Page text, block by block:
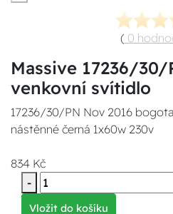
( 0
Massive 17236/
venkovní svítidlo
17236/30/PN Nov 2016
nástěnné černá 1x60w 230v
834 Kč
-
Vložit do košíku